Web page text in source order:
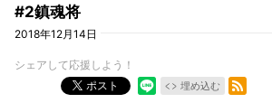
#2鎮魂将
2018年12月14日
シェアして応援しよう！
ポスト
埋め込む
RSSフィード